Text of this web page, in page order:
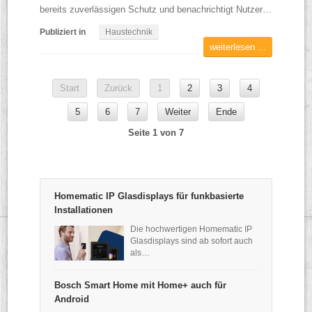
bereits zuverlässigen Schutz und benachrichtigt Nutzer…
Publiziert in Haustechnik
weiterlesen ...
Start Zurück 1 2 3 4
5 6 7 Weiter
Ende
Seite 1 von 7
Homematic IP Glasdisplays für funkbasierte
Installationen
Die hochwertigen Homematic IP
Glasdisplays sind ab sofort auch
als…
Bosch Smart Home mit Home+ auch für
Android